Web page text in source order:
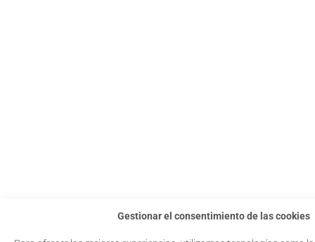
Gestionar el consentimiento de las cookies